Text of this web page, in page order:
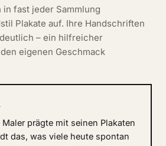
fast jeder Sammlung
Plakate auf. Ihre Handschriften
– ein hilfreicher
eigenen Geschmack
prägte mit seinen Plakaten
das, was viele heute spontan